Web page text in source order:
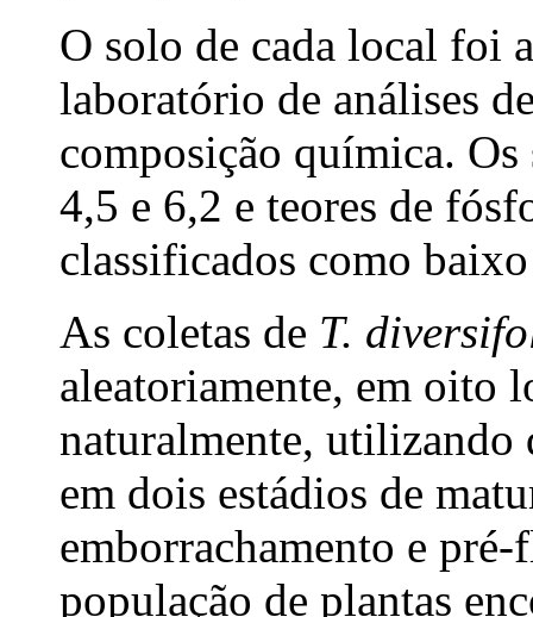
O solo de cada local foi
laboratório de análises
composição química. Os
4,5 e 6,2 e teores de
classificados como
As coletas de T.
aleatoriamente, em oito
naturalmente, utilizando
em dois estádios de
emborrachamento e
população de plantas